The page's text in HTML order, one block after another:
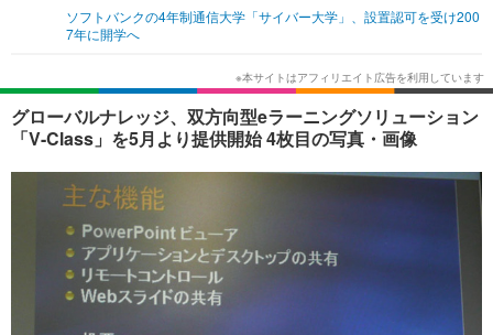
ショッピング その他
エンタメTOP
韓国・芸能
音楽 スポーツ
ショッピング
ライフ
ライフTOP グルメ
ペット ショッピング
その他
リリース一覧
プッシュ通知の停止方法
ソフトバンクの4年制通信大学「サイバー大学」、設置認可を受け200
7年に開学へ
グローバルナレッジ、双方向型eラーニングソリューション
「V-Class」を5月より提供開始 4枚目の写真・画像